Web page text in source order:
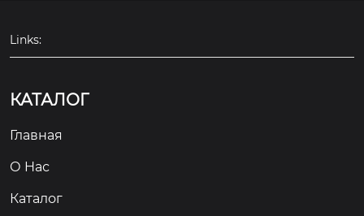
Links:
КАТАЛОГ
Главная
О Hас
Каталог